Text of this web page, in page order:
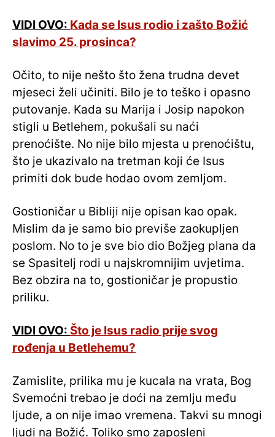
VIDI OVO: Kada se Isus rodio i zašto Božić
slavimo 25. prosinca?
Očito, to nije nešto što žena trudna devet
mjeseci želi učiniti. Bilo je to teško i opasno
putovanje. Kada su Marija i Josip napokon
stigli u Betlehem, pokušali su naći
prenoćište. No nije bilo mjesta u prenoćištu,
što je ukazivalo na tretman koji će Isus
primiti dok bude hodao ovom zemljom.
Gostioničar u Bibliji nije opisan kao opak.
Mislim da je samo bio previše zaokupljen
poslom. No to je sve bio dio Božjeg plana da
se Spasitelj rodi u najskromnijim uvjetima.
Bez obzira na to, gostioničar je propustio
priliku.
VIDI OVO: Što je Isus radio prije svog
rođenja u Betlehemu?
Zamislite, prilika mu je kucala na vrata, Bog
Svemoćni trebao je doći na zemlju među
ljude, a on nije imao vremena. Takvi su mnogi
ljudi na Božić. Toliko smo zaposleni